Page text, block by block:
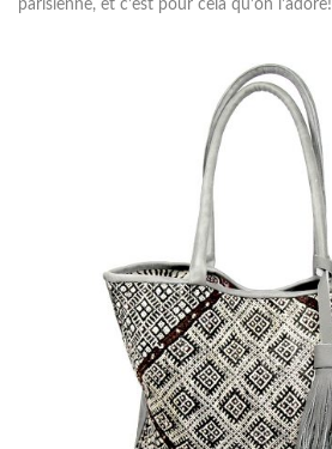
parisienne, et c’est pour cela qu’on l’adore!